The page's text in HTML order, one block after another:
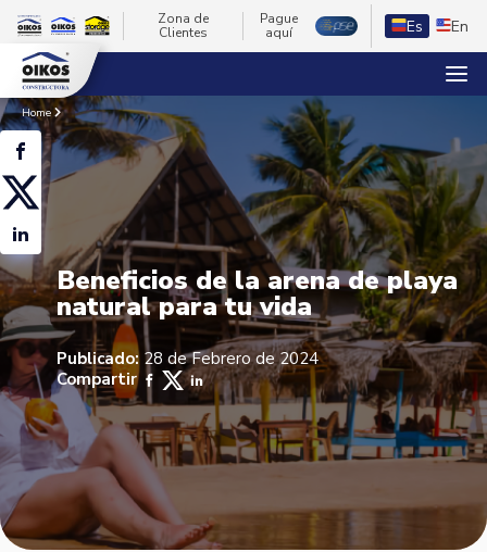
Zona de
Clientes
Pague
aquí
Es En
Home
Beneficios de la arena de playa
natural para tu vida
Publicado:28 de Febrero de 2024
Compartir